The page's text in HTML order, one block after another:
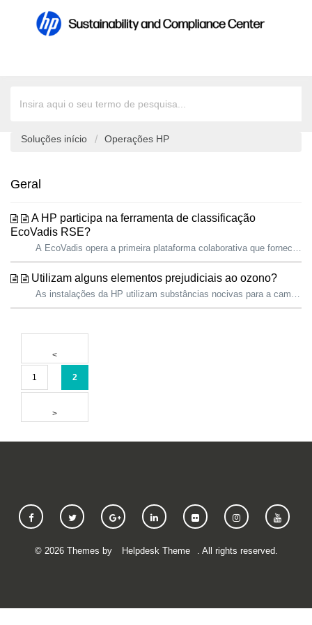
Soluções início Operações HP
Geral
A HP participa na ferramenta de classificação
EcoVadis RSE?
A EcoVadis opera a primeira plataforma colaborativa que fornece Classificações de Sustentabilidade de Fornecedores para cadeias de abastecimento globais. A...
Utilizam alguns elementos prejudiciais ao ozono?
As instalações da HP utilizam substâncias nocivas para a camada de ozono (ODS – Ozone-Depleting Substances) nos sistemas de arrefecimento e ar condicionado....
1 2
© 2026Themes by Helpdesk Theme . All rights reserved.